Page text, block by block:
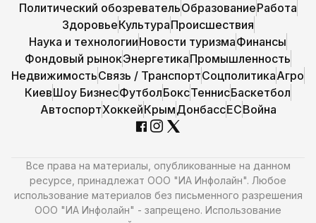
Политический обозревательОбразованиеРабота
ЗдоровьеКультураПроисшествия
Наука и технологииНовости туризмаФинансы
Фондовый рынокЭнергетикаПромышленность
НедвижимостьСвязь / ТранспортСоцполитикаАгро
КиевШоу БизнесФутболБоксТеннисБаскетбол
АвтоспортХоккейКрымДонбассЕСВойна
Все права на материалы, опубликованные на данном
ресурсе, принадлежат ООО "ИА Инфолайн". Любое
использование материалов без письменного разрешения
ООО "ИА Инфолайн" - запрещено. Использование